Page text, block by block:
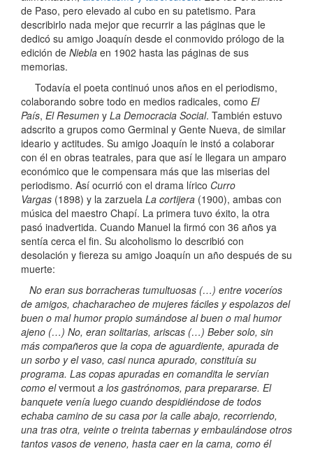
de Paso, pero elevado al cubo en su patetismo. Para
describirlo nada mejor que recurrir a las páginas que le
dedicó su amigo Joaquín desde el conmovido prólogo de la
edición de Niebla en 1902 hasta las páginas de sus
memorias.
Todavía el poeta continuó unos años en el periodismo,
colaborando sobre todo en medios radicales, como El
País, El Resumen y La Democracia Social. También estuvo
adscrito a grupos como Germinal y Gente Nueva, de similar
ideario y actitudes. Su amigo Joaquín le instó a colaborar
con él en obras teatrales, para que así le llegara un amparo
económico que le compensara más que las miserias del
periodismo. Así ocurrió con el drama lírico Curro
Vargas (1898) y la zarzuela La cortijera (1900), ambas con
música del maestro Chapí. La primera tuvo éxito, la otra
pasó inadvertida. Cuando Manuel la firmó con 36 años ya
sentía cerca el fin. Su alcoholismo lo describió con
desolación y fiereza su amigo Joaquín un año después de su
muerte:
No eran sus borracheras tumultuosas (…) entre voceríos
de amigos, chacharacheo de mujeres fáciles y espolazos del
buen o mal humor propio sumándose al buen o mal humor
ajeno (…) No, eran solitarias, ariscas (…) Beber solo, sin
más compañeros que la copa de aguardiente, apurada de
un sorbo y el vaso, casi nunca apurado, constituía su
programa. Las copas apuradas en comandita le servían
como elvermout a los gastrónomos, para prepararse. El
banquete venía luego cuando despidiéndose de todos
echaba camino de su casa por la calle abajo, recorriendo,
una tras otra, veinte o treinta tabernas y embaulándose otros
tantos vasos de veneno, hasta caer en la cama, como él